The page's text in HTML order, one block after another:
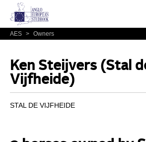
AES > Owners
Ken Steijvers (Stal
Vijfheide)
STAL DE VIJFHEIDE